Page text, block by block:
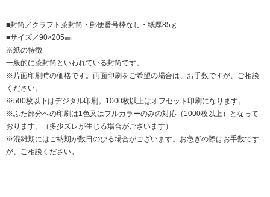
■封筒／クラフト茶封筒・郵便番号枠なし・紙厚85ｇ
■サイズ／90×205㎜
※紙の特徴
一般的に茶封筒といわれている封筒です。
※片面印刷時の価格です。両面印刷をご希望の場合は、お手数ですが、ご相談
ください。
※500枚以下はデジタル印刷。1000枚以上はオフセット印刷になります。
※ふた部分への印刷は1色又はフルカラーのみの対応（1000枚以上）となって
おります。（多少ズレが生じる場合がございます）
※混雑期にはご納期が数日のびる場合がございます。お急ぎの際はお手数です
が、ご相談ください。